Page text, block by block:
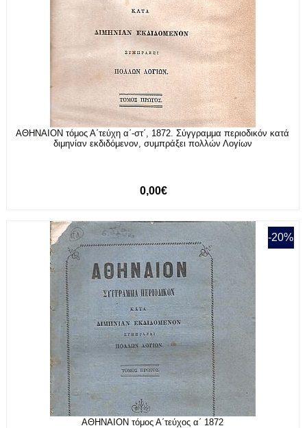
ΑΘΗΝΑΙΟΝ τόμος Α΄τεύχη α΄-στ΄, 1872. Σύγγραμμα περιοδικόν κατά
διμηνίαν εκδιδόμενον, συμπράξει πολλών Λογίων
0,00€
-20%
ΑΘΗΝΑΙΟΝ τόμος Α΄τεύχος α΄ 1872